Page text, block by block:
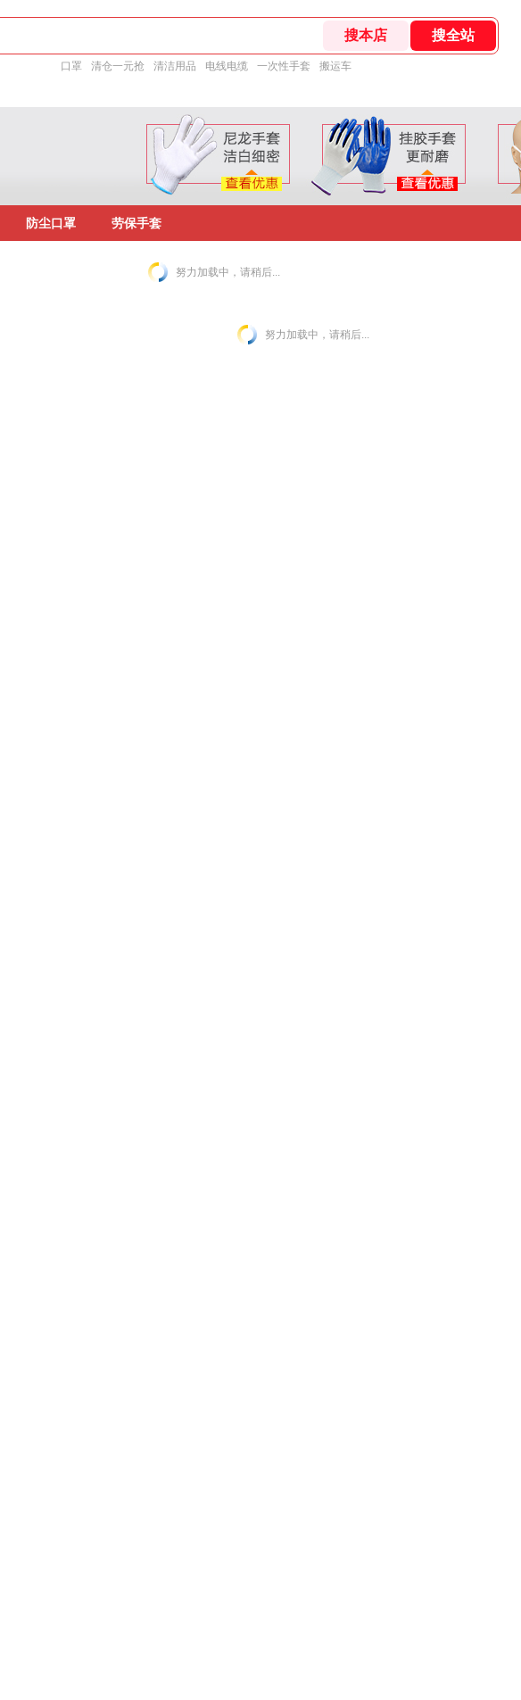
口罩 清仓一元抢 清洁用品 电线电缆 一次性手套 搬运车
防尘口罩 劳保手套
努力加载中，请稍后...
努力加载中，请稍后...